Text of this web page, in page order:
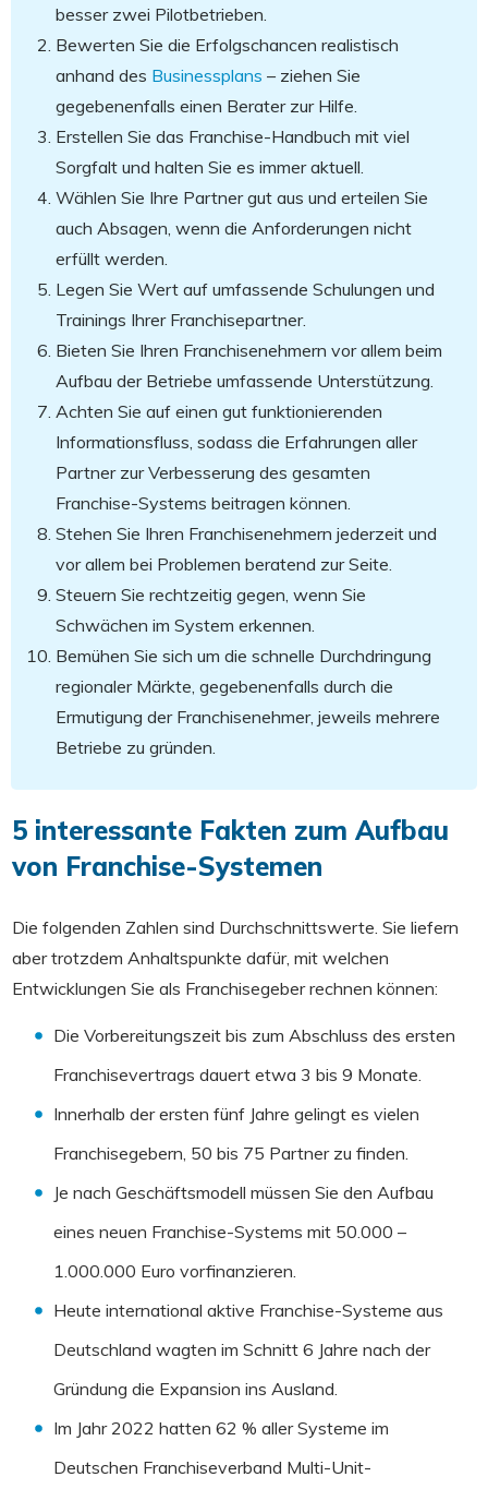
besser zwei Pilotbetrieben.
Bewerten Sie die Erfolgschancen realistisch
anhand des Businessplans – ziehen Sie
gegebenenfalls einen Berater zur Hilfe.
Erstellen Sie das Franchise-Handbuch mit viel
Sorgfalt und halten Sie es immer aktuell.
Wählen Sie Ihre Partner gut aus und erteilen Sie
auch Absagen, wenn die Anforderungen nicht
erfüllt werden.
Legen Sie Wert auf umfassende Schulungen und
Trainings Ihrer Franchisepartner.
Bieten Sie Ihren Franchisenehmern vor allem beim
Aufbau der Betriebe umfassende Unterstützung.
Achten Sie auf einen gut funktionierenden
Informationsfluss, sodass die Erfahrungen aller
Partner zur Verbesserung des gesamten
Franchise-Systems beitragen können.
Stehen Sie Ihren Franchisenehmern jederzeit und
vor allem bei Problemen beratend zur Seite.
Steuern Sie rechtzeitig gegen, wenn Sie
Schwächen im System erkennen.
Bemühen Sie sich um die schnelle Durchdringung
regionaler Märkte, gegebenenfalls durch die
Ermutigung der Franchisenehmer, jeweils mehrere
Betriebe zu gründen.
5 interessante Fakten zum Aufbau
von Franchise-Systemen
Die folgenden Zahlen sind Durchschnittswerte. Sie liefern
aber trotzdem Anhaltspunkte dafür, mit welchen
Entwicklungen Sie als Franchisegeber rechnen können:
Die Vorbereitungszeit bis zum Abschluss des ersten
Franchisevertrags dauert etwa 3 bis 9 Monate.
Innerhalb der ersten fünf Jahre gelingt es vielen
Franchisegebern, 50 bis 75 Partner zu finden.
Je nach Geschäftsmodell müssen Sie den Aufbau
eines neuen Franchise-Systems mit 50.000 –
1.000.000 Euro vorfinanzieren.
Heute international aktive Franchise-Systeme aus
Deutschland wagten im Schnitt 6 Jahre nach der
Gründung die Expansion ins Ausland.
Im Jahr 2022 hatten 62 % aller Systeme im
Deutschen Franchiseverband Multi-Unit-